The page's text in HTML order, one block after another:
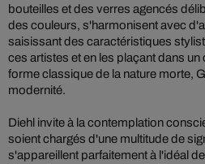
bouteilles et des verres agencés
des couleurs, s'harmonisent avec
saisissant des caractéristiques
ces artistes et en les plaçant dans
forme classique de la nature morte,
modernité.
Diehl invite à la contemplation
soient chargés d'une multitude de
s'appareillent parfaitement à l'idéal